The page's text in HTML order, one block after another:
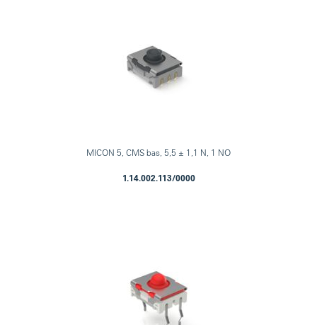
MICON 5, CMS bas, 5,5 ± 1,1 N, 1 NO
1.14.002.113/0000